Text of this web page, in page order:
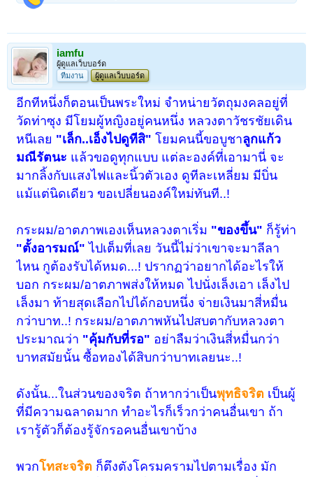
iamfu
ผู้ดูแลเว็บบอร์ด
ทีมงาน
ผู้ดูแลเว็บบอร์ด
อีกทีหนึ่งก็ตอนเป็นพระใหม่ จำหน่ายวัตถุมงคลอยู่ที่
วัดท่าซุง มีโยมผู้หญิงอยู่คนหนึ่ง หลวงตาวัชรชัยเดิน
หนีเลย "เล็ก..เอ็งไปดูทีสิ" โยมคนนี้ขอบูชาลูกแก้ว
มณีรัตนะ แล้วขอดูทุกแบบ แต่ละองค์ที่เอามานี่ จะ
มากลิ้งกับแสงไฟและนิ้วตัวเอง ดูทีละเหลี่ยม มีบิ่น
แม้แต่นิดเดียว ขอเปลี่ยนองค์ใหม่ทันที..!
กระผม/อาตภาพเองเห็นหลวงตาเริ่ม "ของขึ้น" ก็รู้ท่า
"ตั้งอารมณ์" ไปเต็มที่เลย วันนี้ไม่ว่าเขาจะมาลีลา
ไหน กูต้องรับได้หมด...! ปรากฏว่าอยากได้อะไรให้
บอก กระผม/อาตภาพส่งให้หมด ไปนั่งเล็งเอา เล็งไป
เล็งมา ท้ายสุดเลือกไปได้กอบหนึ่ง จ่ายเงินมาสี่หมื่น
กว่าบาท..! กระผม/อาตภาพหันไปสบตากับหลวงตา
ประมาณว่า "คุ้มกับที่รอ" อย่าลืมว่าเงินสี่หมื่นกว่า
บาทสมัยนั้น ซื้อทองได้สิบกว่าบาทเลยนะ..!
ดังนั้น...ในส่วนของจริต ถ้าหากว่าเป็นพุทธิจริต เป็นผู้
ที่มีความฉลาดมาก ทำอะไรก็เร็วกว่าคนอื่นเขา ถ้า
เรารู้ตัวก็ต้องรู้จักรอคนอื่นเขาบ้าง
พวกโทสะจริต ก็ตึงตังโครมครามไปตามเรื่อง มัก